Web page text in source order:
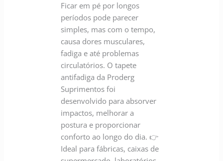
Ficar em pé por longos
períodos pode parecer
simples, mas com o tempo,
causa dores musculares,
fadiga e até problemas
circulatórios. O tapete
antifadiga da Proderg
Suprimentos foi
desenvolvido para absorver
impactos, melhorar a
postura e proporcionar
conforto ao longo do dia. 👉
Ideal para fábricas, caixas de